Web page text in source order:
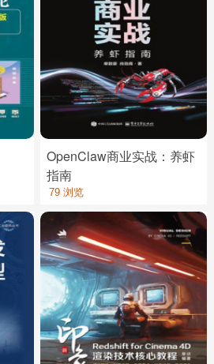
OpenClaw商业实战：养虾
指南
79 浏览